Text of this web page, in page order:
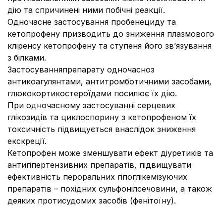
дію та спричинені ними побічні реакції.
Одночасне застосування пробенециду та
кетопрофену призводить до зниження плазмового
кліренсу кетопрофену та ступеня його зв’язування
з білками.
Застосуванняпрепарату одночасноз
антикоагулянтами, антитромботичними засобами,
глюкокортикостероїдами посилює їх дію.
При одночасному застосуванні серцевих
глікозидів та циклоспорину з кетопрофеном їх
токсичність підвищується внаслідок зниження
екскреції.
Кетопрофен може зменшувати ефект діуретиків та
антигіпертензивних препаратів, підвищувати
ефективність пероральних гіпоглікемізуючих
препаратів – похідних сульфонілсечовини, а також
деяких протисудомих засобів (фенітоїну).